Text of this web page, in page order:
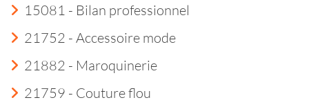
15081 - Bilan professionnel
21752 - Accessoire mode
21882 - Maroquinerie
21759 - Couture flou